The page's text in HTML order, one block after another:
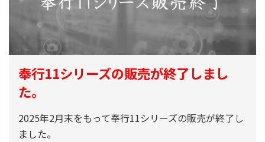
奉行11シリーズの販売が終了しまし
た。
2025年2月末をもって奉行11シリーズの販売が終了し
ました。